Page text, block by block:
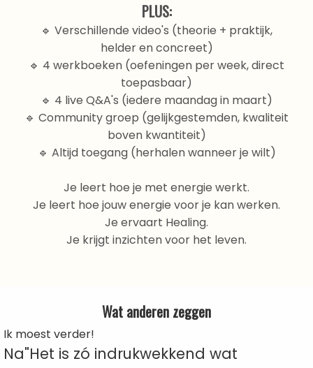
PLUS:
🔹 Verschillende video's (theorie + praktijk,
helder en concreet)
🔹 4 werkboeken (oefeningen per week, direct
toepasbaar)
🔹 4 live Q&A's (iedere maandag in maart)
🔹 Community groep (gelijkgestemden, kwaliteit
boven kwantiteit)
🔹 Altijd toegang (herhalen wanneer je wilt)
Je leert hoe je met energie werkt.
Je leert hoe jouw energie voor je kan werken.
Je ervaart Healing.
Je krijgt inzichten voor het leven.
Wat anderen zeggen
Ik moest verder!
Na"Het is zó indrukwekkend wat